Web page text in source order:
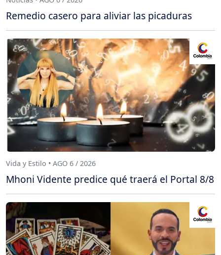
Remedio casero para aliviar las picaduras
Vida y Estilo • AGO 6 / 2026
Mhoni Vidente predice qué traerá el Portal 8/8